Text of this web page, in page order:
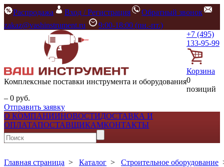
Распродажа Вход / Регистрация
Обратный звонок
zakaz@vashinstrument.ru
9:00-18:00 (пн.-пт.)
Комплексные поставки инструмента и оборудования
+7 (495)
133-95-99
Корзина
0
позиций
– 0 руб.
Отправить заявку
О КОМПАНИИНОВОСТИДОСТАВКА И
ОПЛАТАПОСТАВЩИКАМКОНТАКТЫ
Главная страница > Каталог > Строительное оборудование